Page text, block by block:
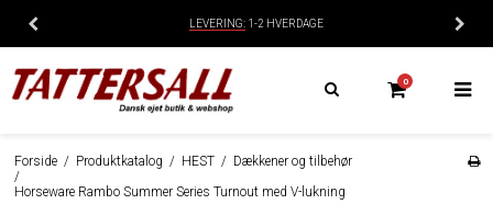
1-2 HVERDAGE
0
Forside / Produktkatalog / HEST / Dækkener og tilbehør
/
Horseware Rambo Summer Series Turnout med V-lukning